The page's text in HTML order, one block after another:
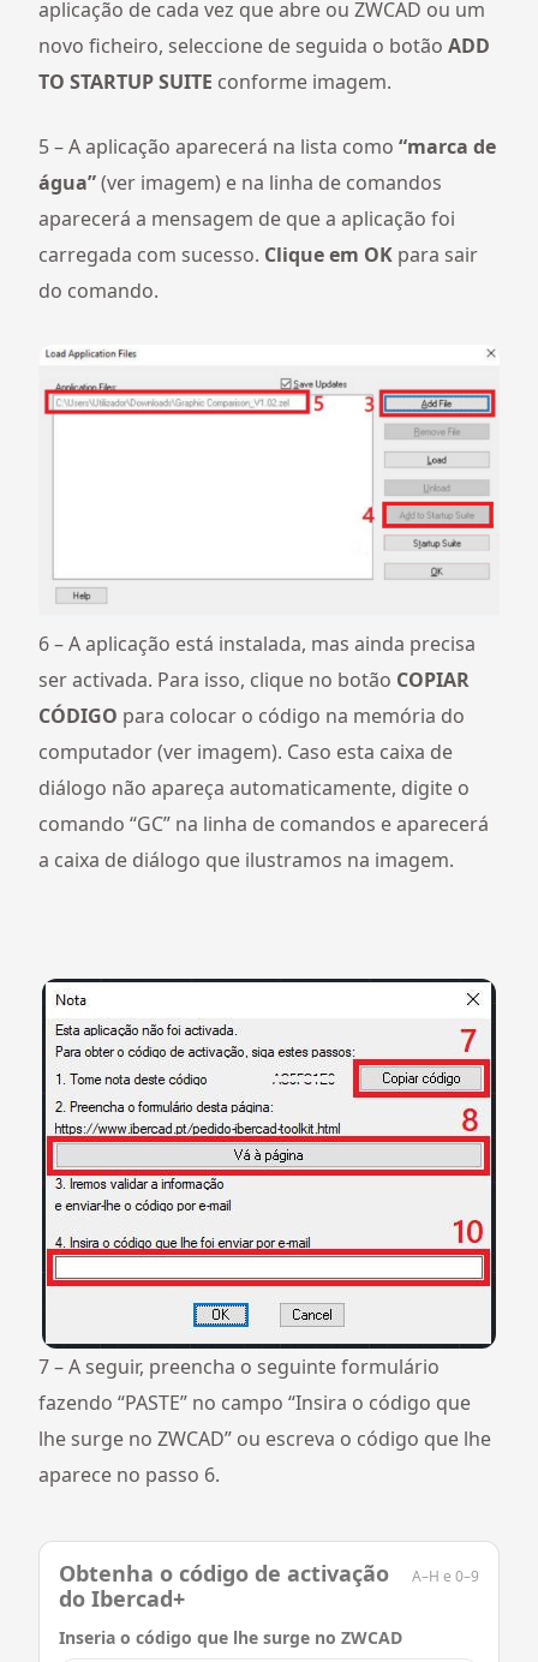
aplicação de cada vez que abre ou ZWCAD ou um
novo ficheiro, seleccione de seguida o botão ADD
TO STARTUP SUITE conforme imagem.
5 – A aplicação aparecerá na lista como “marca de
água”(ver imagem) e na linha de comandos
aparecerá a mensagem de que a aplicação foi
carregada com sucesso. Clique em OK para sair
do comando.
6 – A aplicação está instalada, mas ainda precisa
ser activada. Para isso, clique no botão COPIAR
CÓDIGO para colocar o código na memória do
computador (ver imagem). Caso esta caixa de
diálogo não apareça automaticamente, digite o
comando “GC” na linha de comandos e aparecerá
a caixa de diálogo que ilustramos na imagem.
7 – A seguir, preencha o seguinte formulário
fazendo “PASTE” no campo “Insira o código que
lhe surge no ZWCAD” ou escreva o código que lhe
aparece no passo 6.
Obtenha o código de activação
do Ibercad+
A–H e 0–9
Inseria o código que lhe surge no ZWCAD